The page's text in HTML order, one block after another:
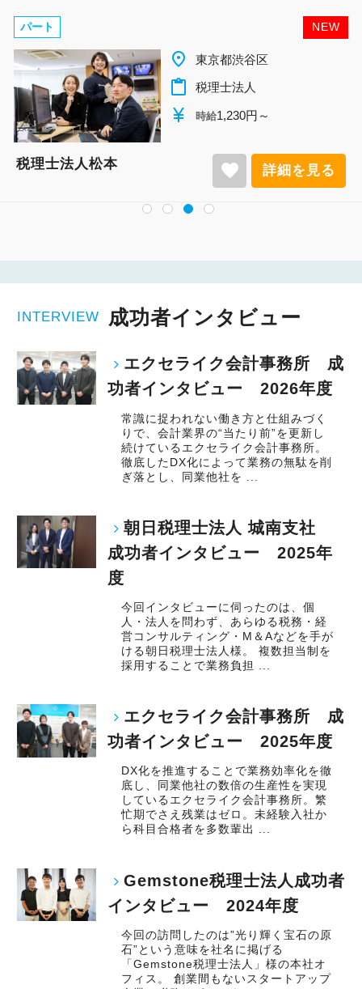
NEW
パート
place 千葉県柏市
content_paste 税理士法人
currency_yen 時給1,140円～
税理士法人松本 favorite 詳細を見る
INTERVIEW 成功者インタビュー
エクセライク会計事務所 成
功者インタビュー 2026年度
常識に捉われない働き方と仕組みづく
りで、会計業界の“当たり前”を更新し
続けているエクセライク会計事務所。
徹底したDX化によって業務の無駄を削
ぎ落とし、同業他社を ...
朝日税理士法人 城南支社
成功者インタビュー 2025年
度
今回インタビューに伺ったのは、個
人・法人を問わず、あらゆる税務・経
営コンサルティング・M＆Aなどを手が
ける朝日税理士法人様。 複数担当制を
採用することで業務負担 ...
エクセライク会計事務所 成
功者インタビュー 2025年度
DX化を推進することで業務効率化を徹
底し、同業他社の数倍の生産性を実現
しているエクセライク会計事務所。繁
忙期でさえ残業はゼロ。未経験入社か
ら科目合格者を多数輩出 ...
Gemstone税理士法人成功者
インタビュー 2024年度
今回の訪問したのは”光り輝く宝石の原
石”という意味を社名に掲げる
「Gemstone税理士法人」様の本社オ
フィス。 創業間もないスタートアップ